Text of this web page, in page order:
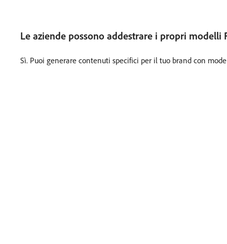
Le aziende possono addestrare i propri modelli
Sì. Puoi generare contenuti specifici per il tuo brand con